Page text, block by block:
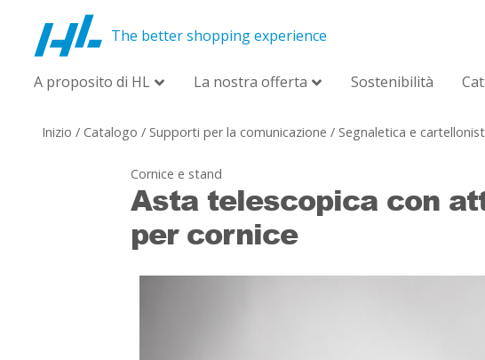
The better shopping experience
A proposito di HL La nostra offerta Sostenibilità
Inizio / Catalogo / Supporti per la comunicazione / Segnaletica e
Cornice e stand
Asta telescopica con
per cornice